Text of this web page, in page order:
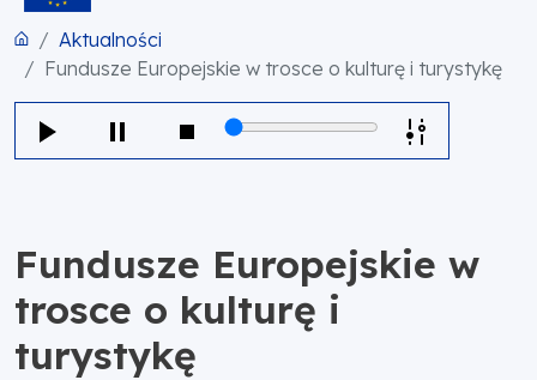
Aktualności
Fundusze Europejskie w trosce o kulturę i turystykę
Fundusze Europejskie w
trosce o kulturę i
turystykę